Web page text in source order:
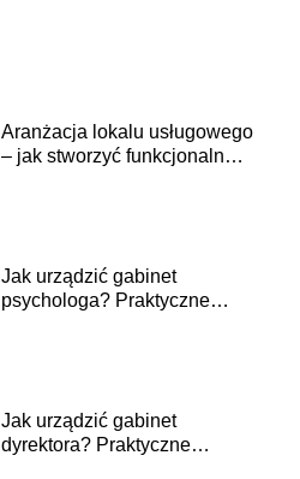
Aranżacja lokalu usługowego
– jak stworzyć funkcjonalną
Jak urządzić gabinet
psychologa? Praktyczne
Jak urządzić gabinet
dyrektora? Praktyczne